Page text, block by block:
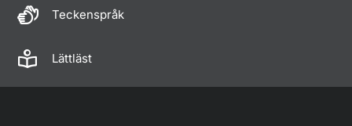
Teckenspråk
Lättläst